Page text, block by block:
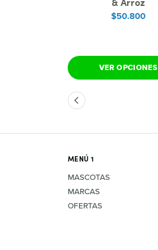
$50.800
VER OPCIONES
MENÚ 1
MASCOTAS
MARCAS
OFERTAS